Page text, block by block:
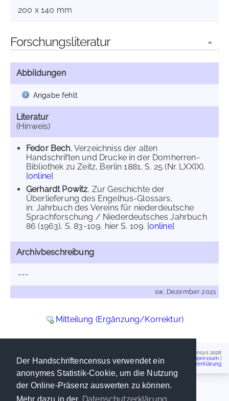
Der Handschriftencensus verwendet ein
anonymes Statistik-Cookie, um die Nutzung
der Online-Präsenz auswerten zu können.
200 x 140 mm
Forschungsliteratur
Abbildungen
Angabe fehlt
Literatur
(Hinweis)
Fedor Bech, Verzeichniss der alten
Handschriften und Drucke in der Domherren-
Bibliothek zu Zeitz, Berlin 1881, S. 25 (Nr. LXXIX).
[online]
Gerhardt Powitz, Zur Geschichte der
Überlieferung des Engelhus-Glossars,
in: Jahrbuch des Vereins für niederdeutsche
Sprachforschung / Niederdeutsches Jahrbuch
86 (1963), S. 83-109, hier S. 109. [online]
Archivbeschreibung
---
sw, Dezember 2021
Mitteilung (Ergänzung/Korrektur)
Handschriftencensus 2026
Impressum
Datenschutzerklärung